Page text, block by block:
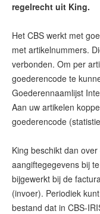
regelrecht uit King.
Het CBS werkt met
met artikelnummers.
verbonden. Om per
goederencode te
Goederennaamlijst
Aan uw artikelen
goederencode
King beschikt dan
aangiftegegevens bij
bijgewerkt bij de
(invoer). Periodiek
bestand dat in CBS-